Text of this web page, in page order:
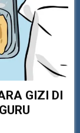
GIZI DI